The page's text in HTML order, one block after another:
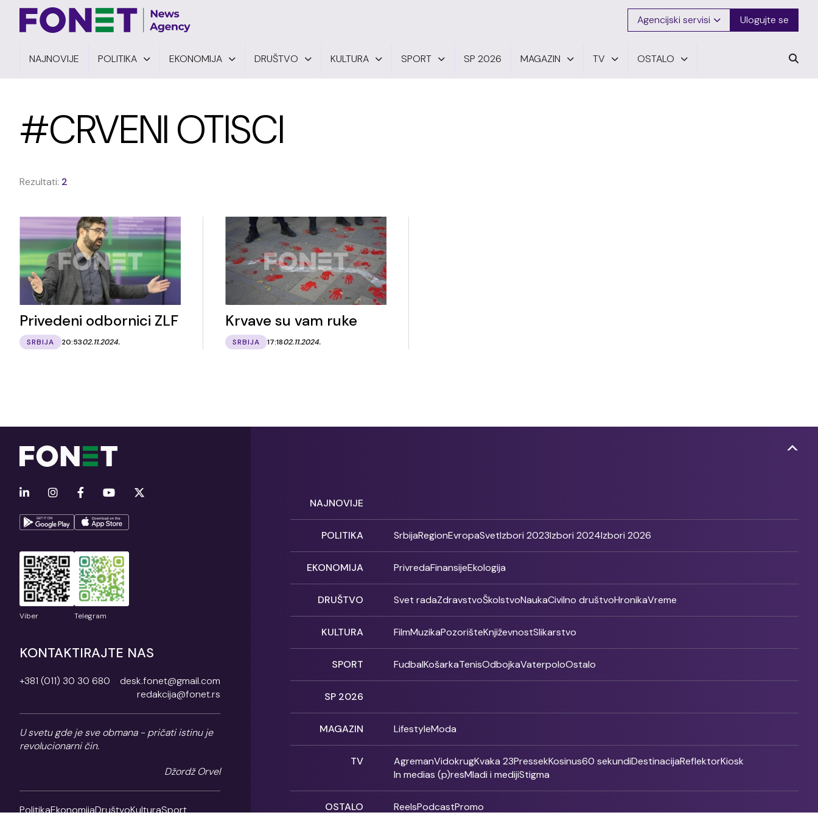
Agencijski servisi Ulogujte se
NAJNOVIJE POLITIKA EKONOMIJA DRUŠTVO KULTURA SPORT SP 2026 MAGAZIN TV OSTALO
#CRVENI OTISCI
Rezultati: 2
Privedeni odbornici ZLF
SRBIJA 20:5302.11.2024.
Krvave su vam ruke
SRBIJA 17:1802.11.2024.
Viber Telegram
KONTAKTIRAJTE NAS
+381 (011) 30 30 680
desk.fonet@gmail.com
redakcija@fonet.rs
U svetu gde je sve obmana - pričati istinu je
revolucionarni čin.
Džordž Orvel
PolitikaEkonomijaDruštvoKulturaSport
NAJNOVIJE
POLITIKA SrbijaRegionEvropaSvetIzbori 2023Izbori 2024Izbori 2026
EKONOMIJA PrivredaFinansijeEkologija
DRUŠTVO Svet radaZdravstvoŠkolstvoNaukaCivilno društvoHronikaVreme
KULTURA FilmMuzikaPozorišteKnjiževnostSlikarstvo
SPORT FudbalKošarkaTenisOdbojkaVaterpoloOstalo
SP 2026
MAGAZIN LifestyleModa
TV AgremanVidokrugKvaka 23PressekKosinus60 sekundiDestinacijaReflektorKiosk
In medias (p)resMladi i medijiStigma
OSTALO ReelsPodcastPromo